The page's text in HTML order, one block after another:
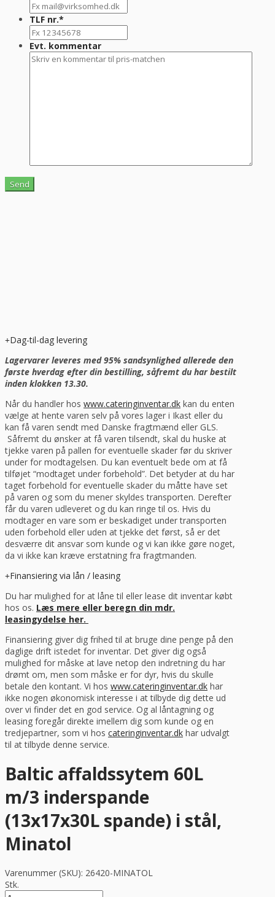
TLF nr.*
Evt. kommentar
Dag-til-dag levering
Lagervarer leveres med 95% sandsynlighed allerede den
første hverdag efter din bestilling, såfremt du har bestilt
inden klokken 13.30.
Når du handler hos www.cateringinventar.dk kan du enten
vælge at hente varen selv på vores lager i Ikast eller du
kan få varen sendt med Danske fragtmænd eller GLS.
Såfremt du ønsker at få varen tilsendt, skal du huske at
tjekke varen på pallen for eventuelle skader før du skriver
under for modtagelsen. Du kan eventuelt bede om at få
tilføjet “modtaget under forbehold”. Det betyder at du har
taget forbehold for eventuelle skader du måtte have set
på varen og som du mener skyldes transporten. Derefter
får du varen udleveret og du kan ringe til os. Hvis du
modtager en vare som er beskadiget under transporten
uden forbehold eller uden at tjekke det først, så er det
desværre dit ansvar som kunde og vi kan ikke gøre noget,
da vi ikke kan kræve erstatning fra fragtmanden.
Finansiering via lån / leasing
Du har mulighed for at låne til eller lease dit inventar købt
hos os. Læs mere eller beregn din mdr.
leasingydelse her.
Finansiering giver dig frihed til at bruge dine penge på den
daglige drift istedet for inventar. Det giver dig også
mulighed for måske at lave netop den indretning du har
drømt om, men som måske er for dyr, hvis du skulle
betale den kontant. Vi hos www.cateringinventar.dk har
ikke nogen økonomisk interesse i at tilbyde dig dette ud
over vi finder det en god service. Og al låntagning og
leasing foregår direkte imellem dig som kunde og en
tredjepartner, som vi hos cateringinventar.dk har udvalgt
til at tilbyde denne service.
Baltic affaldssytem 60L
m/3 inderspande
(13x17x30L spande) i stål,
Minatol
Varenummer (SKU): 26420-MINATOL
Stk.